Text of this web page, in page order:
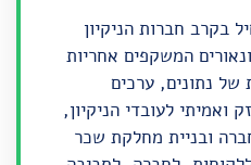
בקרב חברות הניקיון
המשקפים אחריות
נתונים, ערכים
ואמיתי לעובדי הניקיון,
ובניית מחלקת שכר